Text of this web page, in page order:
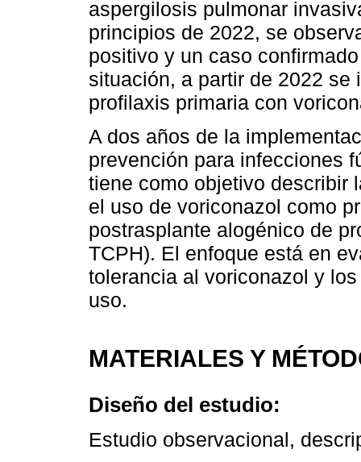
aspergilosis pulmonar
principios de 2022, se
positivo y un caso
situación, a partir de 2022 se
profilaxis primaria con
A dos años de la
prevención para infecciones
tiene como objetivo describir
el uso de voriconazol como
postrasplante alogénico de
TCPH). El enfoque está en
tolerancia al voriconazol y
uso.
MATERIALES Y
Diseño del estudio:
Estudio observacional,